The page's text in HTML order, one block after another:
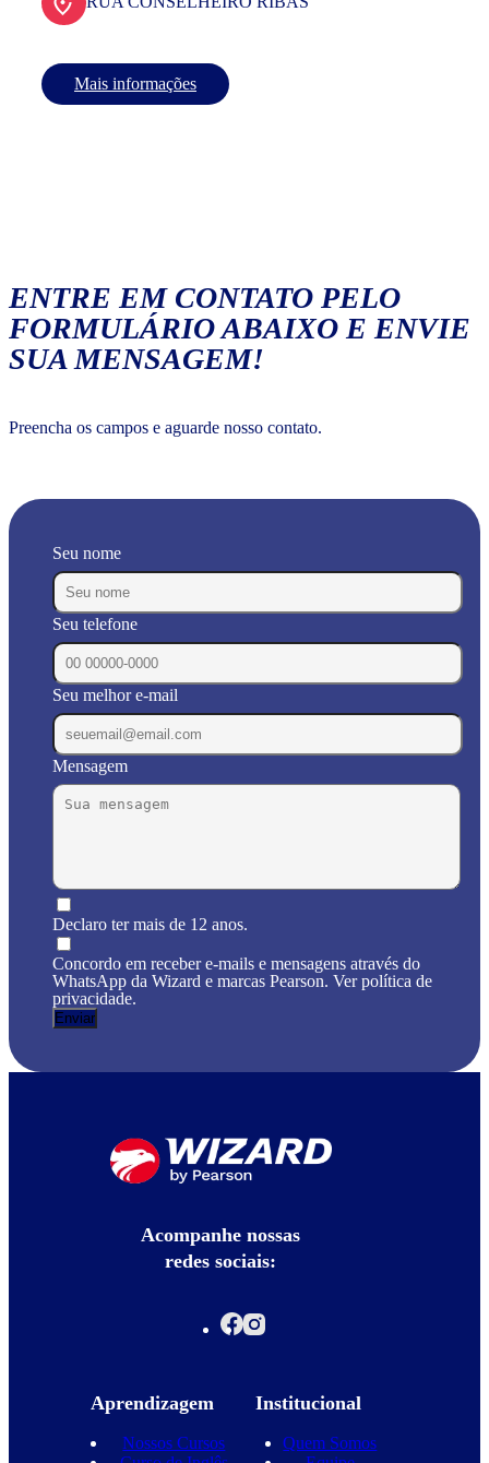
Mais informações
ENTRE EM CONTATO PELO
FORMULÁRIO ABAIXO E ENVIE
SUA MENSAGEM!
Preencha os campos e aguarde nosso contato.
Seu nome
Seu telefone
Seu melhor e-mail
Mensagem
Declaro ter mais de 12 anos.
Concordo em receber e-mails e mensagens através do
WhatsApp da Wizard e marcas Pearson. Ver política de
privacidade.
Acompanhe nossas
redes sociais:
Aprendizagem
Nossos Cursos
Institucional
Quem Somos